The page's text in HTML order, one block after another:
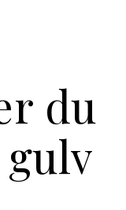
du